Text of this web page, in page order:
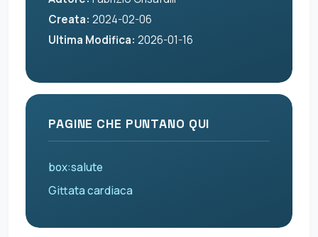
Creata: 2024-02-06
Ultima Modifica: 2026-01-16
PAGINE CHE PUNTANO QUI
box:salute
Gittata cardiaca